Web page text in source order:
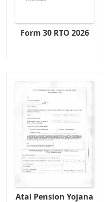
Form 30 RTO 2026
Atal Pension Yojana